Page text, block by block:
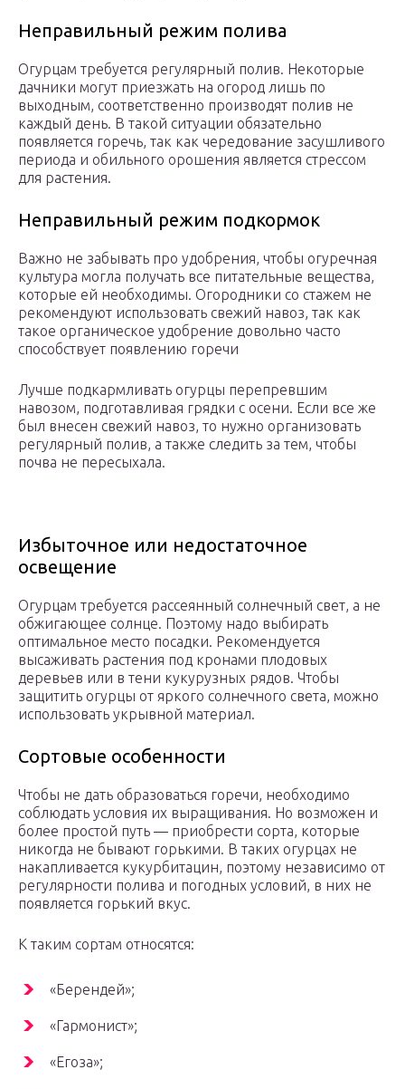
Неправильный режим полива
Огурцам требуется регулярный полив. Некоторые
дачники могут приезжать на огород лишь по
выходным, соответственно производят полив не
каждый день. В такой ситуации обязательно
появляется горечь, так как чередование засушливого
периода и обильного орошения является стрессом
для растения.
Неправильный режим подкормок
Важно не забывать про удобрения, чтобы огуречная
культура могла получать все питательные вещества,
которые ей необходимы. Огородники со стажем не
рекомендуют использовать свежий навоз, так как
такое органическое удобрение довольно часто
способствует появлению горечи
Лучше подкармливать огурцы перепревшим
навозом, подготавливая грядки с осени. Если все же
был внесен свежий навоз, то нужно организовать
регулярный полив, а также следить за тем, чтобы
почва не пересыхала.
Избыточное или недостаточное
освещение
Огурцам требуется рассеянный солнечный свет, а не
обжигающее солнце. Поэтому надо выбирать
оптимальное место посадки. Рекомендуется
высаживать растения под кронами плодовых
деревьев или в тени кукурузных рядов. Чтобы
защитить огурцы от яркого солнечного света, можно
использовать укрывной материал.
Сортовые особенности
Чтобы не дать образоваться горечи, необходимо
соблюдать условия их выращивания. Но возможен и
более простой путь — приобрести сорта, которые
никогда не бывают горькими. В таких огурцах не
накапливается кукурбитацин, поэтому независимо от
регулярности полива и погодных условий, в них не
появляется горький вкус.
К таким сортам относятся:
«Берендей»;
«Гармонист»;
«Егоза»;